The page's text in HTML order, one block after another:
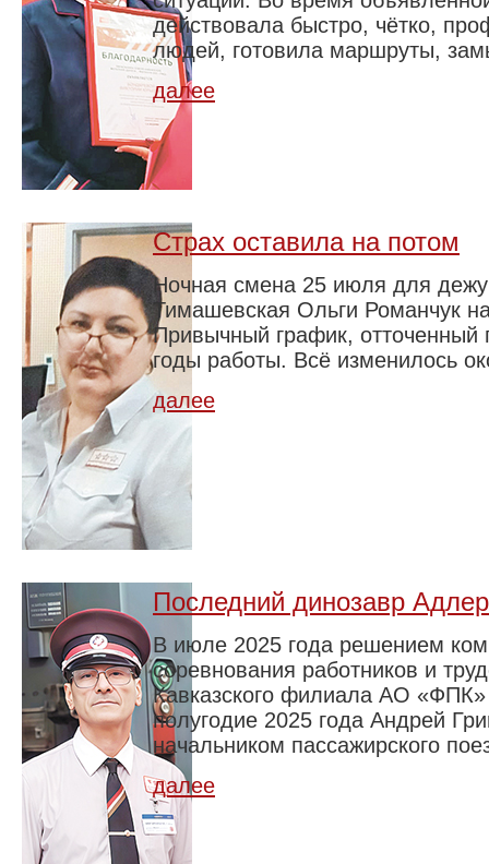
действовала быстро, чётко,
людей, готовила маршруты,
далее
Страх оставила на потом
Ночная смена 25 июля для
Тимашевская Ольги Романчук
Привычный график, отточенный
годы работы. Всё изменилось
далее
Последний динозавр
В июле 2025 года решением
соревнования работников и
Кавказского филиала АО «ФПК»
полугодие 2025 года Андрей
начальником пассажирского
далее